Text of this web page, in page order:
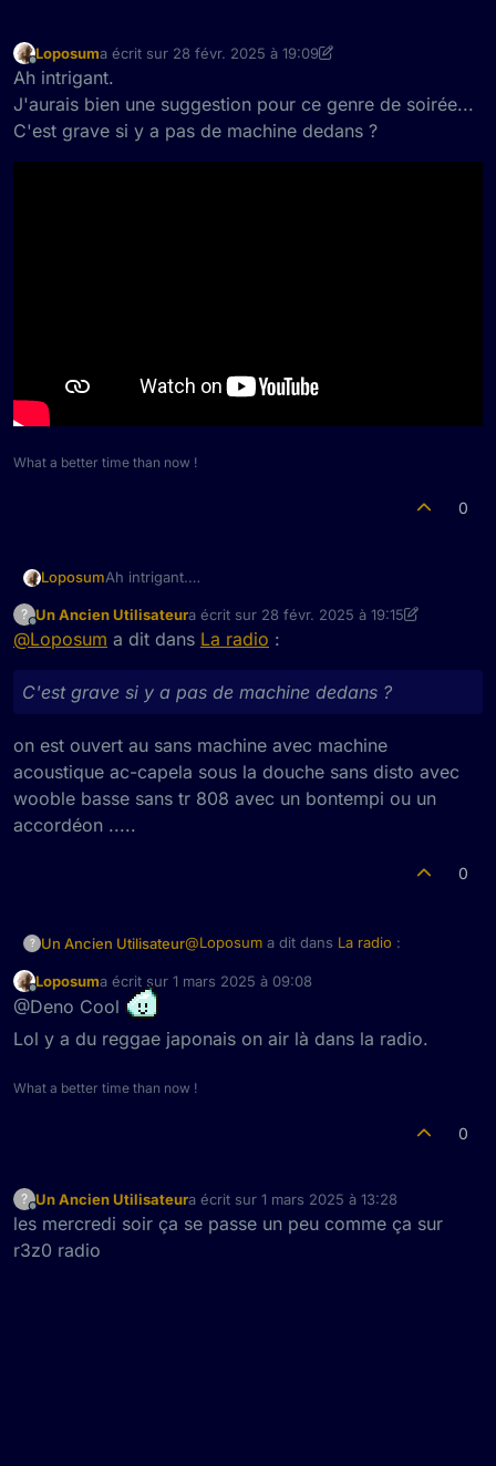
Hors-ligne
Loposuma écrit sur 28 févr. 2025 à 19:09
dernière édition par Loposum
Ah intrigant.
J'aurais bien une suggestion pour ce genre de soirée...
C'est grave si y a pas de machine dedans ?
What a better time than now !
0
LoposumAh intrigant.
soirée... C'est grave si y a pas de machine dedans ?
?
Hors-ligne
Un Ancien Utilisateura écrit sur 28 févr. 2025 à 19:15
dernière édition par Un Ancien Utilisateur
@Loposum a dit dans La radio :
C'est grave si y a pas de machine dedans ?
on est ouvert au sans machine avec machine
acoustique ac-capela sous la douche sans disto avec
wooble basse sans tr 808 avec un bontempi ou un
accordéon .....
0
? Un Ancien Utilisateur@Loposum a dit dans La radio :
on est ouvert au sans machine avec
sans tr 808 avec un bontempi ou un
Hors-ligne
Loposuma écrit sur 1 mars 2025 à 09:08
dernière édition par
@Deno Cool
Lol y a du reggae japonais on air là dans la radio.
What a better time than now !
0
?
Hors-ligne
Un Ancien Utilisateura écrit sur 1 mars 2025 à 13:28
dernière édition par
les mercredi soir ça se passe un peu comme ça sur
r3z0 radio